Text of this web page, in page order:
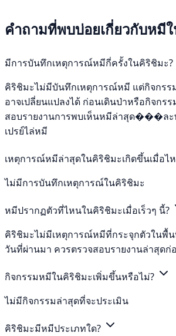
คำถามที่พบบ่อยเกี่ยวกับหมี
มีการบันทึกเหตุการณ์หมีกี่ครั้งในคิริชิมะ?
คิริชิมะไม่มีบันทึกเหตุการณ์หมี แต่กิจกร
อาจเปลี่ยนแปลงได้ ก่อนเดินป่าหรือกิจกร
สอบรายงานการพบเห็นหมีล่าสุด���ละ
เปรย์ไล่หมี
เหตุการณ์หมีล่าสุดในคิริชิมะเกิดขึ้นเมื่อไ
ไม่มีการบันทึกเหตุการณ์ในคิริชิมะ
หมีปรากฏตัวที่ไหนในคิริชิมะเมื่อเร็วๆ นี้?
คิริชิมะไม่มีเหตุการณ์หมีที่กระจุกตัวในพื้น
วันที่ผ่านมา ควรตรวจสอบรายงานล่าสุดก่
กิจกรรมหมีในคิริชิมะเพิ่มขึ้นหรือไม่?
ไม่มีกิจกรรมล่าสุดที่จะประเมิน
คิริชิมะมีหมีประเภทใด?